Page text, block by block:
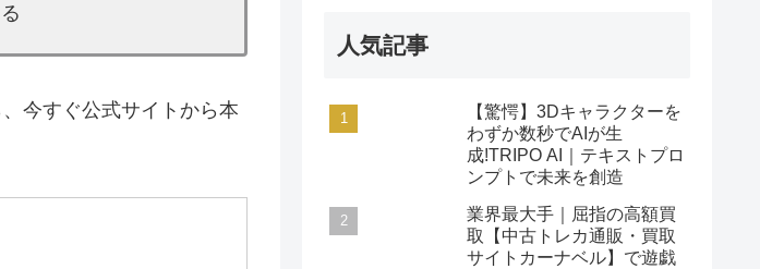
今すぐ公式サイトから本
人気記事
【驚愕】3Dキャラクターを
わずか数秒でAIが生
成!TRIPO AI｜テキストプロ
ンプトで未来を創造
業界最大手｜屈指の高額買
取【中古トレカ通販・買取
サイトカーナベル】で遊戯